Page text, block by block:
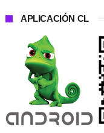
APLICACIÓN CL